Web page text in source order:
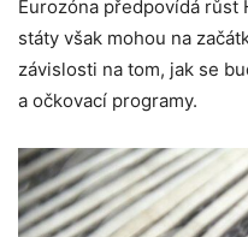
Eurozóna předpovídá růst
státy však mohou na
závislosti na tom, jak se
a očkovací programy.